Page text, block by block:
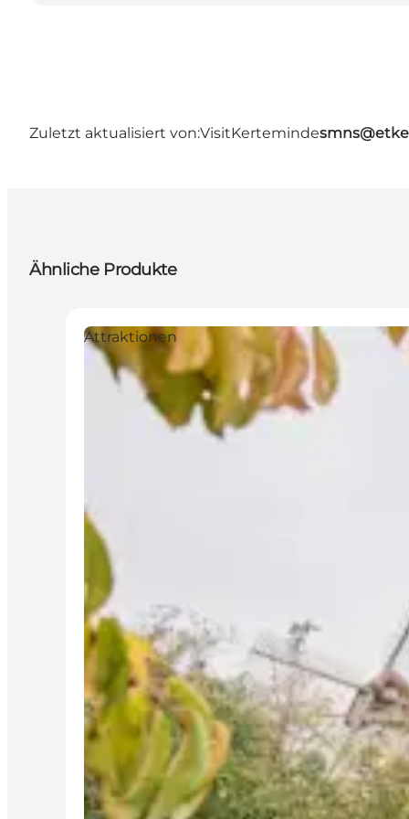
Zuletzt aktualisiert von:VisitKerteminde
Ähnliche Produkte
Attraktionen